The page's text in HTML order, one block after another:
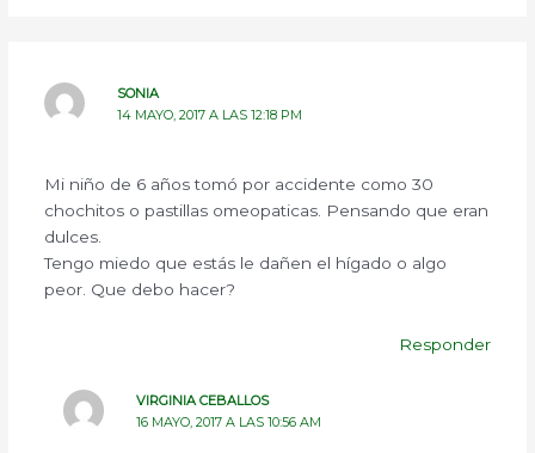
SONIA
14 MAYO, 2017 A LAS 12:18 PM
Mi niño de 6 años tomó por accidente como 30
chochitos o pastillas omeopaticas. Pensando que eran
dulces.
Tengo miedo que estás le dañen el hígado o algo
peor. Que debo hacer?
Responder
VIRGINIA CEBALLOS
16 MAYO, 2017 A LAS 10:56 AM